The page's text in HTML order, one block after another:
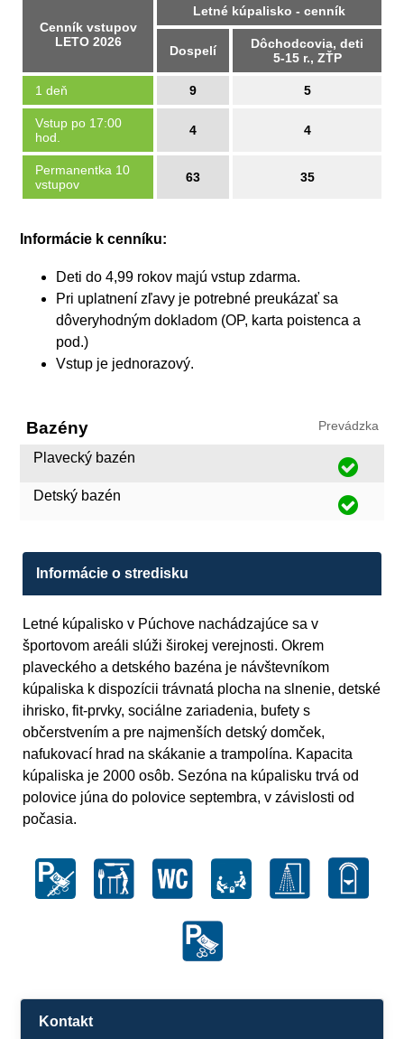
Cenník vstupov
LETO 2026
Letné kúpalisko - cenník
Dospelí
Dôchodcovia, deti
5-15 r., ZŤP
1 deň 9 5
Vstup po 17:00
hod.
4 4
Permanentka 10
vstupov
63 35
Informácie k cenníku:
Deti do 4,99 rokov majú vstup zdarma.
Pri uplatnení zľavy je potrebné preukázať sa
dôveryhodným dokladom (OP, karta poistenca a
pod.)
Vstup je jednorazový.
Bazény Prevádzka
Plavecký bazén
Detský bazén
Informácie o stredisku
Letné kúpalisko v Púchove nachádzajúce sa v
športovom areáli slúži širokej verejnosti. Okrem
plaveckého a detského bazéna je návštevníkom
kúpaliska k dispozícii trávnatá plocha na slnenie, detské
ihrisko, fit-prvky, sociálne zariadenia, bufety s
občerstvením a pre najmenších detský domček,
nafukovací hrad na skákanie a trampolína. Kapacita
kúpaliska je 2000 osôb. Sezóna na kúpalisku trvá od
polovice júna do polovice septembra, v závislosti od
počasia.
Kontakt